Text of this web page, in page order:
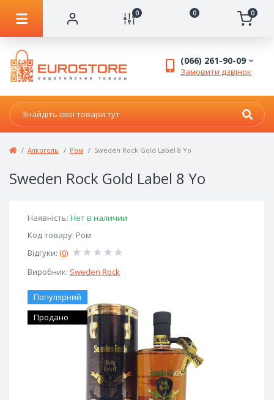
0 0 0
(066) 261-90-09
Замовити дзвінок
Алкоголь Ром Sweden Rock Gold Label 8 Yo
Sweden Rock Gold Label 8 Yo
Наявність: Нет в наличии
Код товару: Ром
Відгуки: (0)
Виробник: Sweden Rock
Популярний
Продано